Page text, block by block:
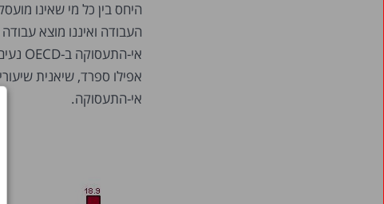
העבודה ואיננו מוצא
אי-התעסוקה.